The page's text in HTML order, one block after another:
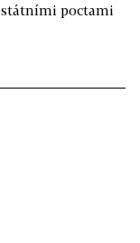
státními poctami